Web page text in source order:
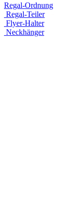
Regal-Ordnung
Regal-Teiler
Flyer-Halter
Neckhänger